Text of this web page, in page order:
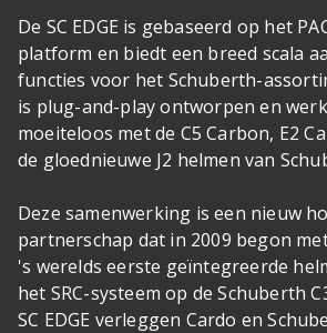
De SC EDGE is gebaseerd op het
platform en biedt een breed scala
functies voor het Schuberth-
is plug-and-play ontworpen en
moeiteloos met de C5 Carbon, E2
de gloednieuwe J2 helmen van
Deze samenwerking is een nieuw
partnerschap dat in 2009 begon
's werelds eerste geïntegreerde
het SRC-systeem op de Schuberth
SC EDGE verleggen Cardo en